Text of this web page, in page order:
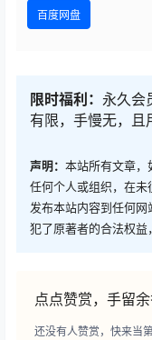
百度网盘
限时福利： 永久会
有限，手慢无，且
声明： 本站所有文章，
任何个人或组织，在未
发布本站内容到任何
犯了原著者的合法权益
点点赞赏，手留
还没有人赞赏，快来当